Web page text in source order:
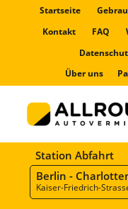
Startseite
Kontakt
FAQ
Über uns
Station Abfahrt
Berlin -
Kaiser-Friedrich-